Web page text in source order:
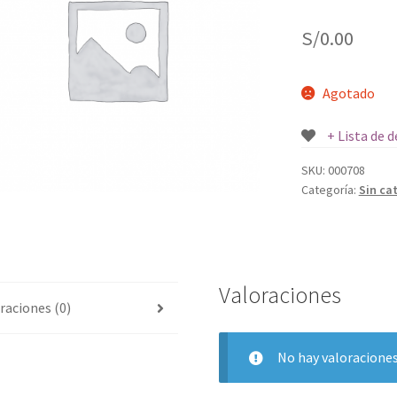
S/0.00
Agotado
+ Lista de
SKU: 000708
Categoría: Sin
(0) Valoraciones
No hay